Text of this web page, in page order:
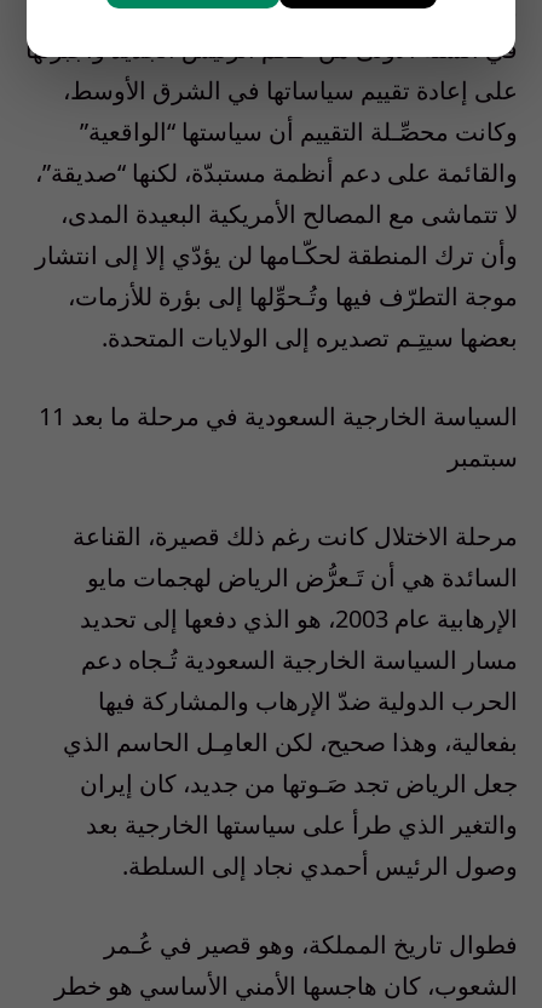
والانعزال عن الشأن الدولي، الذي شاب مواقفها
في السنة الأولى من حُـكم الرئيس الجديد وأجبرتها
على إعادة تقييم سياساتها في الشرق الأوسط،
وكانت محصِّـلة التقييم أن سياستها “الواقعية”
والقائمة على دعم أنظمة مستبدّة، لكنها “صديقة”،
لا تتماشى مع المصالح الأمريكية البعيدة المدى،
وأن ترك المنطقة لحكّـامها لن يؤدّي إلا إلى انتشار
موجة التطرّف فيها وتُـحوِّلها إلى بؤرة للأزمات،
بعضها سيتِـم تصديره إلى الولايات المتحدة.
السياسة الخارجية السعودية في مرحلة ما بعد 11
سبتمبر
مرحلة الاختلال كانت رغم ذلك قصيرة، القناعة
السائدة هي أن تَـعرُّض الرياض لهجمات مايو
الإرهابية عام 2003، هو الذي دفعها إلى تحديد
مسار السياسة الخارجية السعودية تُـجاه دعم
الحرب الدولية ضدّ الإرهاب والمشاركة فيها
بفعالية، وهذا صحيح، لكن العامِـل الحاسم الذي
جعل الرياض تجد صَـوتها من جديد، كان إيران
والتغير الذي طرأ على سياستها الخارجية بعد
وصول الرئيس أحمدي نجاد إلى السلطة.
فطوال تاريخ المملكة، وهو قصير في عُـمر
الشعوب، كان هاجسها الأمني الأساسي هو خطر